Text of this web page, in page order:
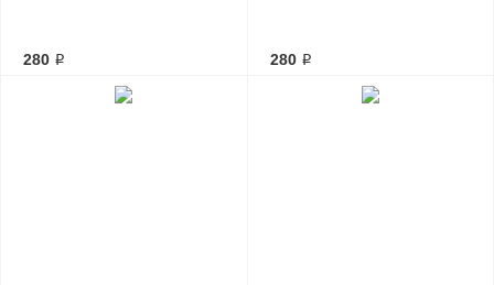
280 ₽ 280 ₽